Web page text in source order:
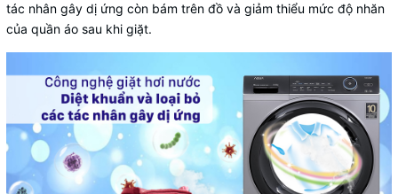
tác nhân gây dị ứng còn bám trên đồ và giảm thiểu mức độ nhăn
của quần áo sau khi giặt.